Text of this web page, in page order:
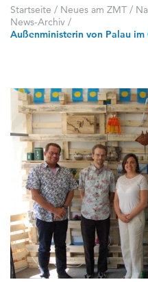
Startseite / Neues am ZMT /
News-Archiv /
Außenministerin von Palau im